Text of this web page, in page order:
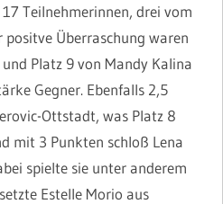
Teilnehmerinnen, drei vom
positve Überraschung waren
Platz 9 von Mandy Kalina
Gegner. Ebenfalls 2,5
Ottstadt, was Platz 8
mit 3 Punkten schloß Lena
spielte sie unter anderem
Estelle Morio aus